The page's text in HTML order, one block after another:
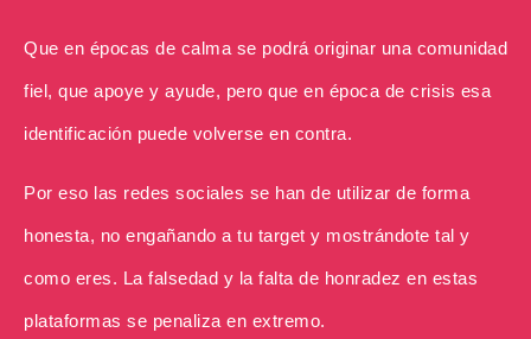
Que en épocas de calma se podrá originar una comunidad
fiel, que apoye y ayude, pero que en época de crisis esa
identificación puede volverse en contra.
Por eso las redes sociales se han de utilizar de forma
honesta, no engañando a tu target y mostrándote tal y
como eres. La falsedad y la falta de honradez en estas
plataformas se penaliza en extremo.